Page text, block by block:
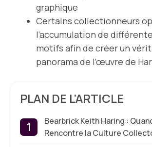
graphique
Certains collectionneurs
l’accumulation de
motifs afin de créer un
panorama de l’œuvre de
PLAN DE L'ARTICLE
Bearbrick Keith Haring :
Rencontre la Culture